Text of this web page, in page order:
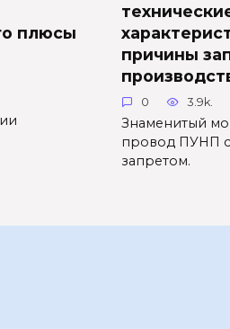
плюсы
причины
0 3.9k.
Знаменитый
провод ПУНП
запретом.